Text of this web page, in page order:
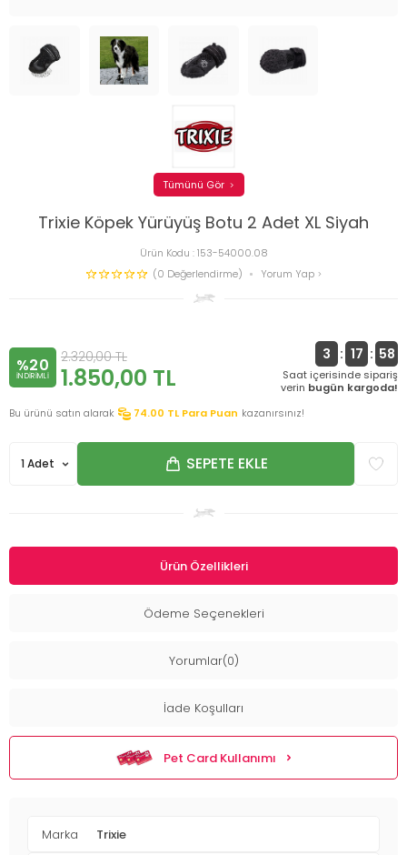
Trixie Köpek Yürüyüş Botu 2 Adet XL Siyah
Ürün Kodu :153-54000.08
(0 Değerlendirme)
Yorum Yap
Tümünü Gör
%20
INDIRIMLI
2.320,00TL
1.850,00 TL
3 : 17 : 57
Saat içerisinde sipariş
verin bugün kargoda!
Bu ürünü satın alarak
74.00 TL Para Puan kazanırsınız!
SEPETE EKLE
Ürün Özellikleri
Ödeme Seçenekleri
Yorumlar(0)
İade Koşulları
Pet Card Kullanımı
Marka Trixie